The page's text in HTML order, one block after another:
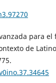
para
de